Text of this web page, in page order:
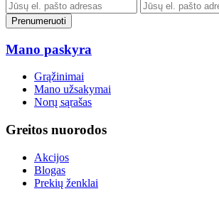
Prenumeruoti
Mano paskyra
Grąžinimai
Mano užsakymai
Norų sąrašas
Greitos nuorodos
Akcijos
Blogas
Prekių ženklai